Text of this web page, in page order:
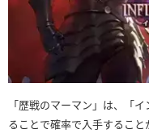
「歴戦のマーマン」は、「
ることで確率で入手すること